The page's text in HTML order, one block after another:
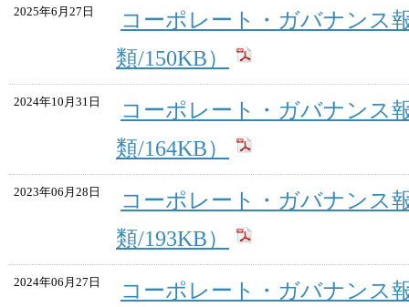
2025年6月27日
コーポレート・ガバナンス
類/150KB）
2024年10月31日
コーポレート・ガバナンス
類/164KB）
2023年06月28日
コーポレート・ガバナンス
類/193KB）
2024年06月27日
コーポレート・ガバナンス